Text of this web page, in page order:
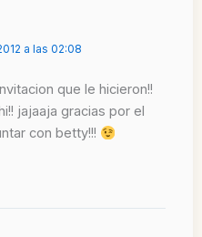
a las 02:08
que le hicieron!!
jajaaja gracias por el
con betty!!!